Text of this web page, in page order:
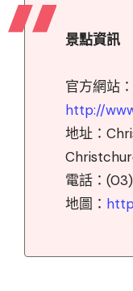
景點資訊
官方網站：
http://
地址：
電話：
地圖：